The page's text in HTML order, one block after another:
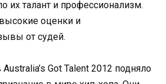
их талант и профессионализм.
оценки и
от судей.
Got Talent 2012 подняло